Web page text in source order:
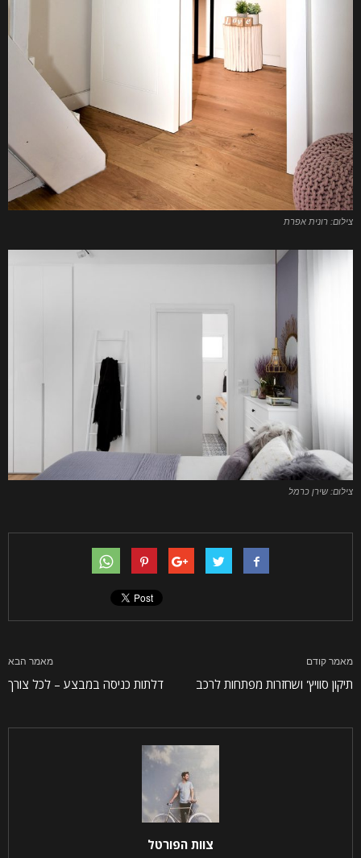
צילום: רונית אפרת
צילום: שירן כרמל
מאמר קודם
תיקון סוויץ' ושחזרות מפתחות לרכב
מאמר הבא
דלתות כניסה במבצע – לכל צורך
צוות הפורטל